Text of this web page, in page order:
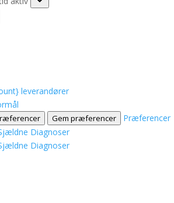
leverandører
Gem præferencer
Præferencer
Diagnoser
Diagnoser